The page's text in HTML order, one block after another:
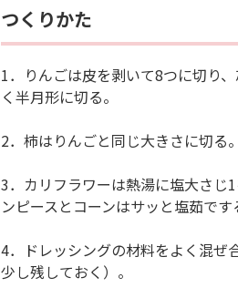
つくりかた
1．りんごは皮を剥いて8つに切り
く半月形に切る。
2．柿はりんごと同じ大きさに切る
3．カリフラワーは熱湯に塩大さじ
ンピースとコーンはサッと塩茹です
4．ドレッシングの材料をよく混ぜ
少し残しておく）。